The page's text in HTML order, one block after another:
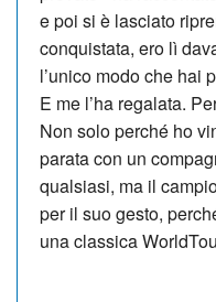
e poi si è lasciato
conquistata, ero lì
l’unico modo che hai
E me l’ha regalata.
Non solo perché ho
parata con un
qualsiasi, ma il
per il suo gesto,
una classica